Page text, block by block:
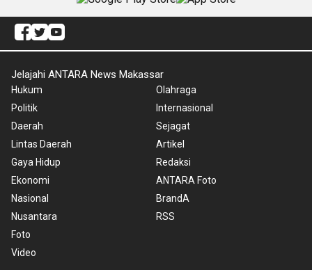
Jelajahi ANTARA News Makassar
Hukum
Politik
Daerah
Lintas Daerah
Gaya Hidup
Ekonomi
Nasional
Nusantara
Foto
Video
Olahraga
Internasional
Sejagat
Artikel
Redaksi
ANTARA Foto
BrandA
RSS